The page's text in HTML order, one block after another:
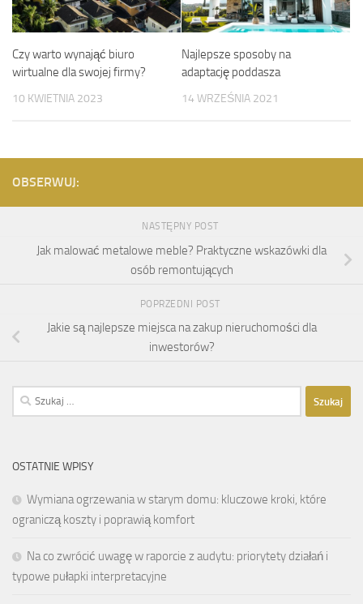
Czy warto wynająć biuro
wirtualne dla swojej firmy?
10 KWIETNIA 2023
Najlepsze sposoby na
adaptację poddasza
14 WRZEŚNIA 2021
OBSERWUJ:
NASTĘPNY POST
Jak malować metalowe meble? Praktyczne wskazówki dla
osób remontujących
POPRZEDNI POST
Jakie są najlepsze miejsca na zakup nieruchomości dla
inwestorów?
Szukaj:
OSTATNIE WPISY
Wymiana ogrzewania w starym domu: kluczowe kroki, które
ograniczą koszty i poprawią komfort
Na co zwrócić uwagę w raporcie z audytu: priorytety działań i
typowe pułapki interpretacyjne